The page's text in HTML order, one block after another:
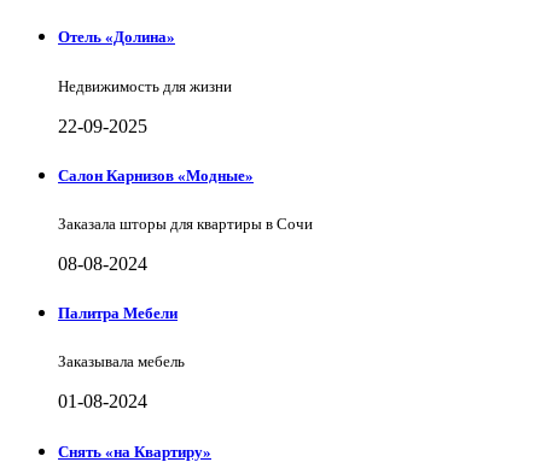
Отель «Долина»
Недвижимость для жизни
22-09-2025
Салон Карнизов «Модные»
Заказала шторы для квартиры в Сочи
08-08-2024
Палитра Мебели
Заказывала мебель
01-08-2024
Снять «на Квартиру»